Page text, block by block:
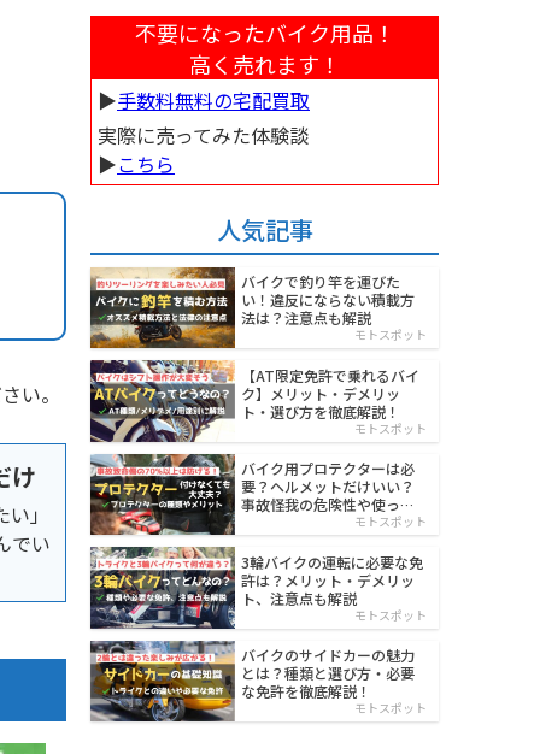
い。
け
」
でい
不要になったバイク用品！
高く売れます！
▶︎手数料無料の宅配買取
実際に売ってみた体験談
▶︎こちら
人気記事
バイクで釣り竿を運びた
い！違反にならない積載方
法は？注意点も解説
モトスポット
【AT限定免許で乗れるバイ
ク】メリット・デメリッ
ト・選び方を徹底解説！
モトスポット
バイク用プロテクターは必
要？ヘルメットだけいい？
事故怪我の危険性や使った
方がいい部位も解説モトスポット
3輪バイクの運転に必要な免
許は？メリット・デメリッ
ト、注意点も解説
モトスポット
バイクのサイドカーの魅力
とは？種類と選び方・必要
な免許を徹底解説！
モトスポット